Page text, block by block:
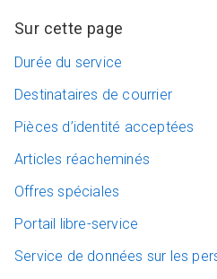
Sur cette page
Durée du service
Destinataires de courrier
Pièces d’identité acceptées
Articles réacheminés
Offres spéciales
Portail libre-service
Service de données sur les